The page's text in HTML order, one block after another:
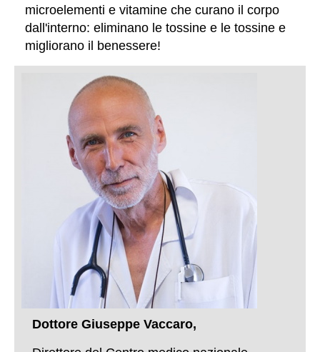
microelementi e vitamine che curano il corpo
dall'interno: eliminano le tossine e le tossine e
migliorano il benessere!
Dottore Giuseppe Vaccaro,